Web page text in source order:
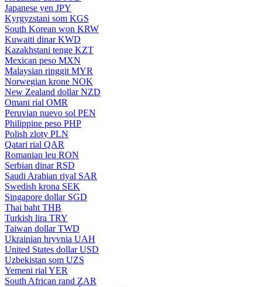
Japanese yen JPY
Kyrgyzstani som KGS
South Korean won KRW
Kuwaiti dinar KWD
Kazakhstani tenge KZT
Mexican peso MXN
Malaysian ringgit MYR
Norwegian krone NOK
New Zealand dollar NZD
Omani rial OMR
Peruvian nuevo sol PEN
Philippine peso PHP
Polish zloty PLN
Qatari rial QAR
Romanian leu RON
Serbian dinar RSD
Saudi Arabian riyal SAR
Swedish krona SEK
Singapore dollar SGD
Thai baht THB
Turkish lira TRY
Taiwan dollar TWD
Ukrainian hryvnia UAH
United States dollar USD
Uzbekistan som UZS
Yemeni rial YER
South African rand ZAR